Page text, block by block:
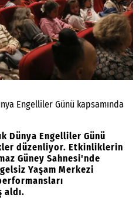
Engelliler Günü kapsamında
Dünya Engelliler Günü
düzenliyor. Etkinliklerin
Güney Sahnesi'nde
Yaşam Merkezi
aldı.